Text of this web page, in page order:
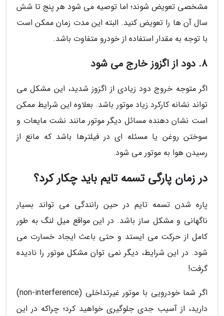
مشخصی تعویض شوند؛ اما توصیه می شود هر پنج تا شش
سال آن ها را تعویض کنید. البته این مدت زمان ممکن است
با توجه به مقدار استفاده از خودرو متفاوت باشد.
8. دود از اگزوز خارج می شود
اگر متوجه خروج دود زیادی از اگزوز شدید، این مشکل می
تواند نشانه کارکرد زیاد موتور باشد. بعلاوه این شرایط ممکن
است نشان دهنده مسائل دیگر موتور مانند نشت مایعات و
سوختن روغن یا مسئله ای در فیلترها باشد که مانع از
رسیدن هوا به موتور می شود.
در زمان پارگی تسمه تایم باید چکار کرد؟
پاره شدن تسمه تایم در حین رانندگی می تواند بسیار
ناگهانی و مشکل ساز باشد. در این مواقع میل لنگ به طور
کامل از حرکت می ایستد و حتی باعث ایجاد خسارت می
شود. در این شرایط، دیگر نمی توان مشکل موتور را نادیده
گرفت!
اگر شما خودرویی با موتور غیرتداخلی (non-interference)
دارید، از آسیب جدی جلوگیری خواهید کرد؛ چراکه در این